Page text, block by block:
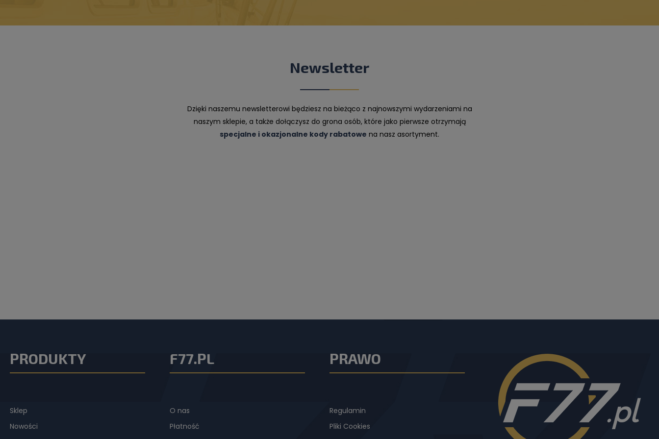
Newsletter
Dzięki naszemu newsletterowi będziesz na bieżąco z najnowszymi wydarzeniami na
naszym sklepie, a także dołączysz do grona osób, które jako pierwsze otrzymają
specjalne i okazjonalne kody rabatowe na nasz asortyment.
PRODUKTY
Sklep
Nowości
F77.PL
O nas
Płatność
PRAWO
Regulamin
Pliki Cookies